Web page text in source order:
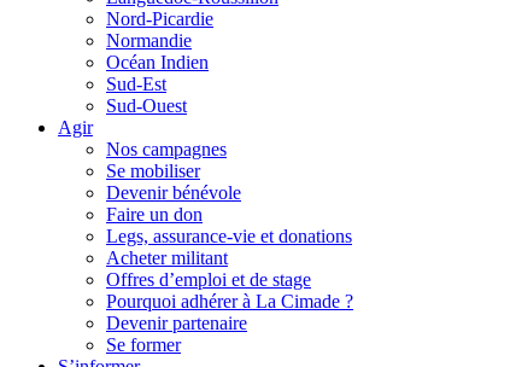
Nord-Picardie
Normandie
Océan Indien
Sud-Est
Sud-Ouest
Agir
Nos campagnes
Se mobiliser
Devenir bénévole
Faire un don
Legs, assurance-vie et donations
Acheter militant
Offres d’emploi et de stage
Pourquoi adhérer à La Cimade ?
Devenir partenaire
Se former